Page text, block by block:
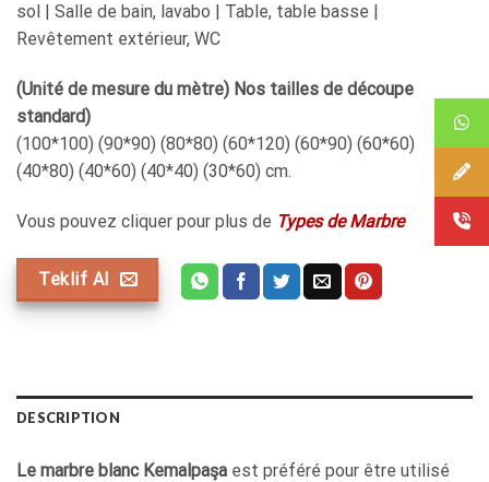
sol | Salle de bain, lavabo | Table, table basse |
Revêtement extérieur, WC
(Unité de mesure du mètre) Nos tailles de découpe
standard)
(100*100) (90*90) (80*80) (60*120) (60*90) (60*60)
(40*80) (40*60) (40*40) (30*60) cm.
Vous pouvez cliquer pour plus de Types de Marbre
Teklif Al
DESCRIPTION
Le marbre blanc Kemalpaşa est préféré pour être utilisé